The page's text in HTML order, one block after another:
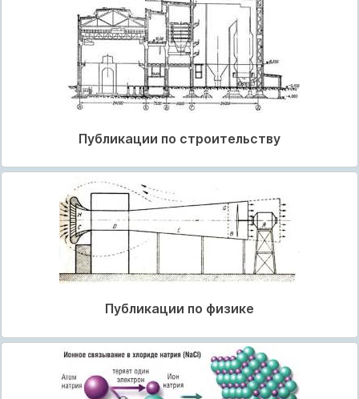
Публикации по строительству
Публикации по физике